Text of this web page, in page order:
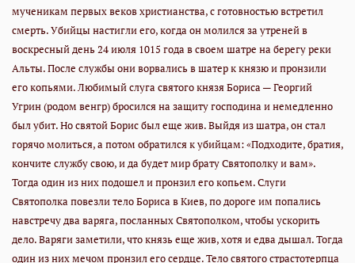
мученикам первых веков христианства, с готовностью встретил
смерть. Убийцы настигли его, когда он молился за утреней в
воскресный день 24 июля 1015 года в своем шатре на берегу реки
Альты. После службы они ворвались в шатер к князю и пронзили
его копьями. Любимый слуга святого князя Бориса — Георгий
Угрин (родом венгр) бросился на защиту господина и немедленно
был убит. Но святой Борис был еще жив. Выйдя из шатра, он стал
горячо молиться, а потом обратился к убийцам: «Подходите, братия,
кончите службу свою, и да будет мир брату Святополку и вам».
Тогда один из них подошел и пронзил его копьем. Слуги
Святополка повезли тело Бориса в Киев, по дороге им попались
навстречу два варяга, посланных Святополком, чтобы ускорить
дело. Варяги заметили, что князь еще жив, хотя и едва дышал. Тогда
один из них мечом пронзил его сердце. Тело святого страстотерпца